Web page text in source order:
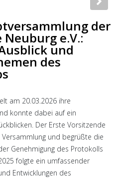
der
e.V.:
und
des
am 20.03.2026 ihre
konnte dabei auf ein
Der Erste Vorsitzende
und begrüßte die
Genehmigung des Protokolls
folgte ein umfassender
Entwicklungen des